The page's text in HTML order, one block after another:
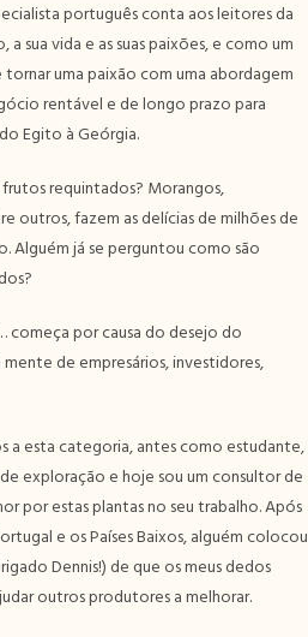
português conta aos leitores da
sua vida e as suas paixões, e como um
uma paixão com uma abordagem
rentável e de longo prazo para
Egito à Geórgia.
requintados? Morangos,
outros, fazem as delícias de milhões de
Alguém já se perguntou como são
começa por causa do desejo do
de empresários, investidores,
a esta categoria, antes como estudante,
exploração e hoje sou um consultor de
por estas plantas no seu trabalho. Após
e os Países Baixos, alguém colocou
Dennis!) de que os meus dedos
outros produtores a melhorar.